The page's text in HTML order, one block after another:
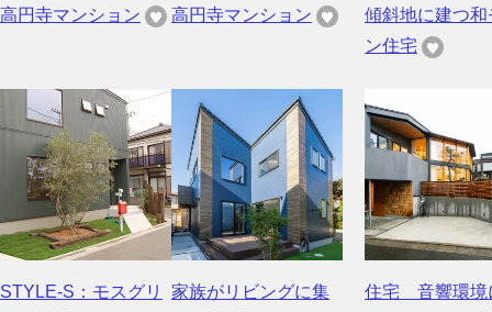
高円寺マンション 高円寺マンション
傾斜地に建つ和
ン住宅
STYLE-S：モスグリ
家族がリビングに集
住宅 音響環境